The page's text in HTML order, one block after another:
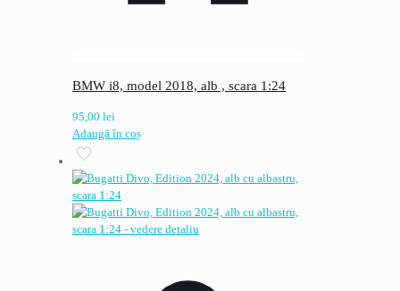
BMW i8, model 2018, alb , scara 1:24
95,00 lei
Adaugă în coș